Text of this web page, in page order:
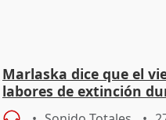
Marlaska dice que el
labores de extinción